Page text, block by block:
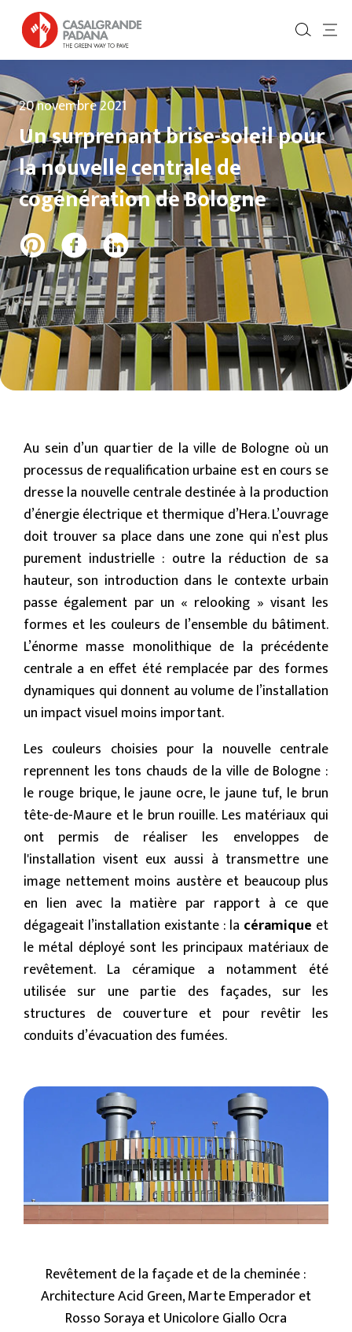
20 novembre 2021
Un surprenant brise-soleil pour
la nouvelle centrale de
cogénération de Bologne
Au sein d’un quartier de la ville de Bologne où un
processus de requalification urbaine est en cours se
dresse la nouvelle centrale destinée à la production
d’énergie électrique et thermique d’Hera. L’ouvrage
doit trouver sa place dans une zone qui n’est plus
purement industrielle : outre la réduction de sa
hauteur, son introduction dans le contexte urbain
passe également par un « relooking » visant les
formes et les couleurs de l’ensemble du bâtiment.
L’énorme masse monolithique de la précédente
centrale a en effet été remplacée par des formes
dynamiques qui donnent au volume de l’installation
un impact visuel moins important.
Les couleurs choisies pour la nouvelle centrale
reprennent les tons chauds de la ville de Bologne :
le rouge brique, le jaune ocre, le jaune tuf, le brun
tête-de-Maure et le brun rouille. Les matériaux qui
ont permis de réaliser les enveloppes de
l'installation visent eux aussi à transmettre une
image nettement moins austère et beaucoup plus
en lien avec la matière par rapport à ce que
dégageait l’installation existante : la céramique et
le métal déployé sont les principaux matériaux de
revêtement. La céramique a notamment été
utilisée sur une partie des façades, sur les
structures de couverture et pour revêtir les
conduits d’évacuation des fumées.
Revêtement de la façade et de la cheminée :
Architecture Acid Green, Marte Emperador et
Rosso Soraya et Unicolore Giallo Ocra